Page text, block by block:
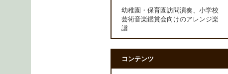
幼稚園・保育園訪問演奏、小学校
芸術音楽鑑賞会向けのアレンジ楽
譜
コンテンツ